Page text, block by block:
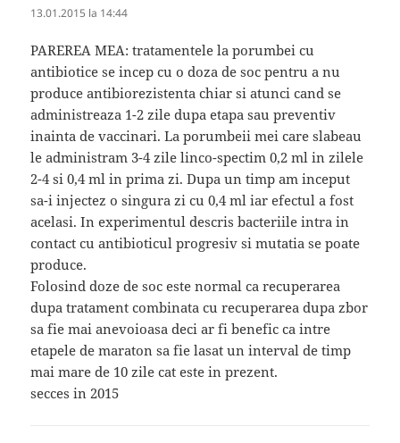
13.01.2015 la 14:44
PAREREA MEA: tratamentele la porumbei cu
antibiotice se incep cu o doza de soc pentru a nu
produce antibiorezistenta chiar si atunci cand se
administreaza 1-2 zile dupa etapa sau preventiv
inainta de vaccinari. La porumbeii mei care slabeau
le administram 3-4 zile linco-spectim 0,2 ml in zilele
2-4 si 0,4 ml in prima zi. Dupa un timp am inceput
sa-i injectez o singura zi cu 0,4 ml iar efectul a fost
acelasi. In experimentul descris bacteriile intra in
contact cu antibioticul progresiv si mutatia se poate
produce.
Folosind doze de soc este normal ca recuperarea
dupa tratament combinata cu recuperarea dupa zbor
sa fie mai anevoioasa deci ar fi benefic ca intre
etapele de maraton sa fie lasat un interval de timp
mai mare de 10 zile cat este in prezent.
secces in 2015